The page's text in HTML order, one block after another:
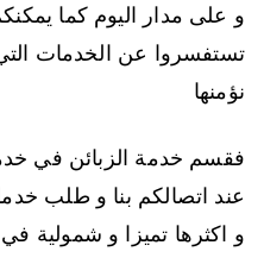
و على مدار اليوم كما
تستفسروا عن الخدمات التي
نؤمنها
عند اتصالكم بنا و طلب
و اكثرها تميزا و شمولية